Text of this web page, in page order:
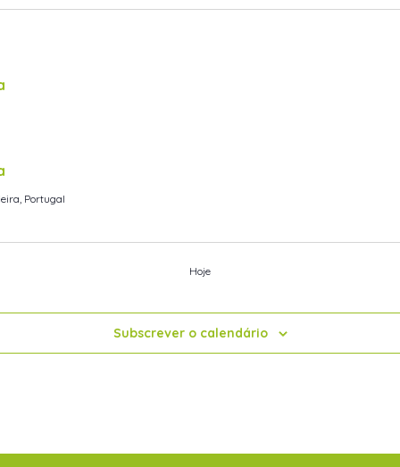
Portugal
Hoje
Subscrever o calendário